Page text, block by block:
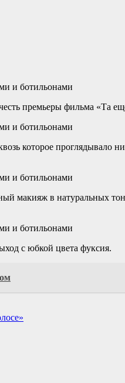
премьеры фильма «Та
которое
макияж в натуральных
с юбкой цвета фуксия.